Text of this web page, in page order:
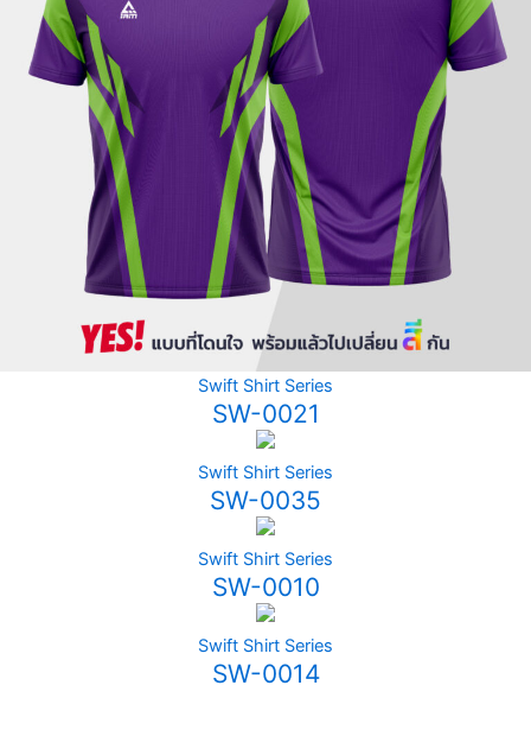
Swift Shirt Series
SW-0021
Swift Shirt Series
SW-0035
Swift Shirt Series
SW-0010
Swift Shirt Series
SW-0014